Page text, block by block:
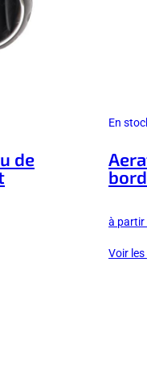
de
En
à partir
Voir